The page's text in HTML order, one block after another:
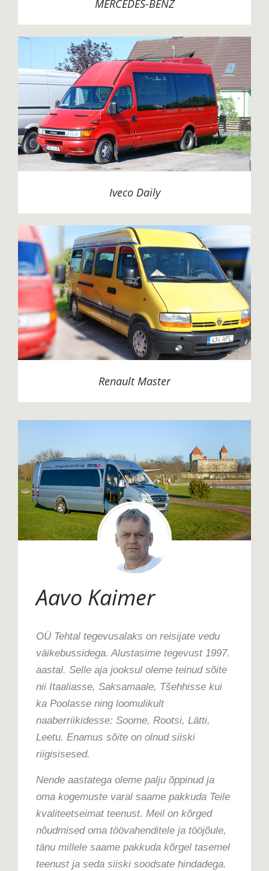
MERCEDES-BENZ
Iveco Daily
Renault Master
Aavo Kaimer
OÜ Tehtal tegevusalaks on reisijate vedu
väikebussidega. Alustasime tegevust 1997.
aastal. Selle aja jooksul oleme teinud sõite
nii Itaaliasse, Saksamaale, Tšehhisse kui
ka Poolasse ning loomulikult
naaberriikidesse: Soome, Rootsi, Lätti,
Leetu. Enamus sõite on olnud siiski
riigisisesed.
Nende aastatega oleme palju õppinud ja
oma kogemuste varal saame pakkuda Teile
kvaliteetseimat teenust. Meil on kõrged
nõudmised oma töövahenditele ja tööjõule,
tänu millele saame pakkuda kõrgel tasemel
teenust ja seda siiski soodsate hindadega.